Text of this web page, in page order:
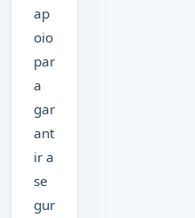
ap
oio
par
a
gar
ant
ir a
se
gur